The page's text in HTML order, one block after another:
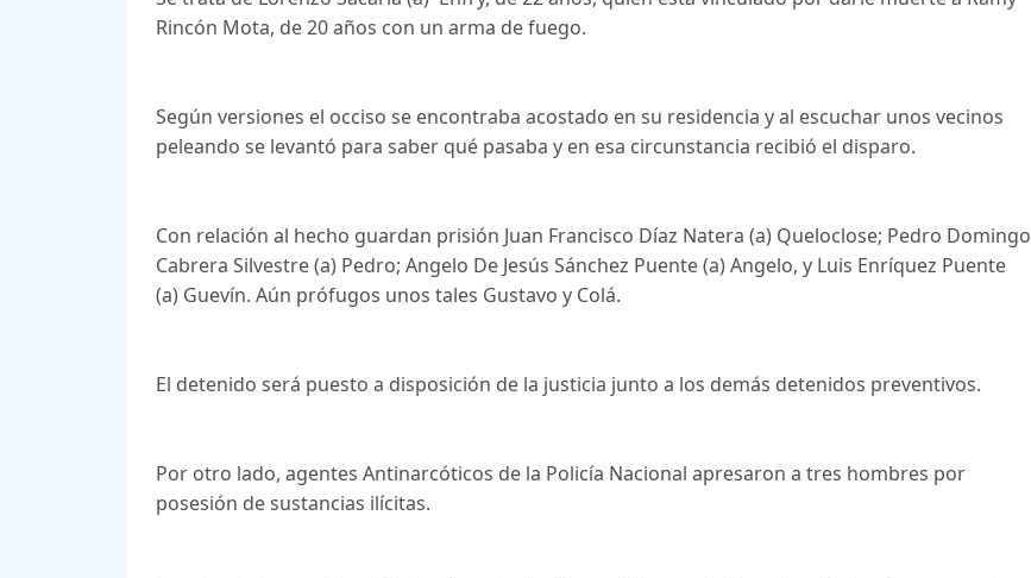
Rincón Mota, de 20 años con un arma de fuego.
Según versiones el occiso se encontraba acostado en su residencia y al escuchar unos vecinos
peleando se levantó para saber qué pasaba y en esa circunstancia recibió el disparo.
Con relación al hecho guardan prisión Juan Francisco Díaz Natera (a) Queloclose; Pedro Domingo
Cabrera Silvestre (a) Pedro; Angelo De Jesús Sánchez Puente (a) Angelo, y Luis Enríquez Puente
(a) Guevín. Aún prófugos unos tales Gustavo y Colá.
El detenido será puesto a disposición de la justicia junto a los demás detenidos preventivos.
Por otro lado, agentes Antinarcóticos de la Policía Nacional apresaron a tres hombres por
posesión de sustancias ilícitas.